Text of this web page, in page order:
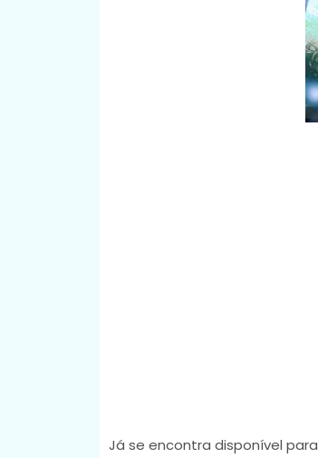
Já se encontra disponível para